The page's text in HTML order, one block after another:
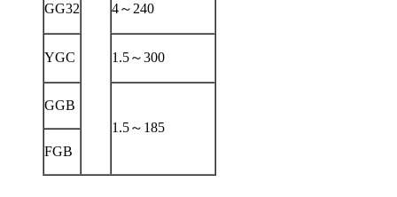
GG32 4～240
YGC 1.5～300
GGB
1.5～185
FGB